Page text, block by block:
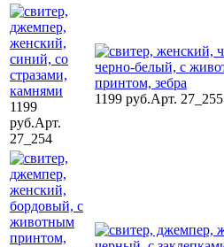
1199
руб.Арт.
27_254
1199 руб.Арт. 27_255